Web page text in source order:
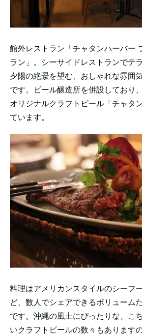
館外レストラン「チャタンハーバー
ラン」。シーサイドレストランでテ
夕陽の絶景を望む、おしゃれな雰囲
です。ビール醸造所を併設しており
オリジナルクラフトビール「チャタ
ています。
料理はアメリカンスタイルのシーフ
ど、数人でシェアできるボリューム
です。沖縄の風土にぴったりな、こ
いクラフトビールの数々もあります